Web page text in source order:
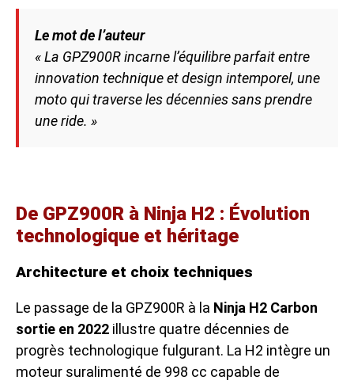
Le mot de l’auteur
« La GPZ900R incarne l’équilibre parfait entre
innovation technique et design intemporel, une
moto qui traverse les décennies sans prendre
une ride. »
De GPZ900R à Ninja H2 : Évolution
technologique et héritage
Architecture et choix techniques
Le passage de la GPZ900R à la Ninja H2 Carbon
sortie en 2022 illustre quatre décennies de
progrès technologique fulgurant. La H2 intègre un
moteur suralimenté de 998 cc capable de